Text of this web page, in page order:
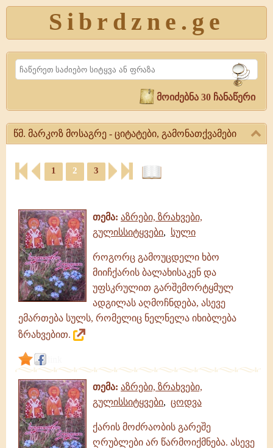
Sibrdzne.ge
Search
მოიძებნა 30 ჩანაწერი
წმ. მარკოზ მოსაგრე - ციტატები, გამონათქვამები
მარკოზ
მოსაგრე
გამონათქვამები
მარკოზ
მოსაგრე
გამონათქვამები,
ციტატები
გამონათქვამები
1 2 3
თემა: აზრები, ზრახვები,
გულისსიტყვები, სული
როგორც გამოუცდელი ხბო
მიიჩქარის ბალახისაკენ და
უფსკრულით გარშემორტყმულ
ადგილას აღმოჩნდება, ასევე
ემართება სულს, რომელიც ნელნელა იხიბლება
ზრახვებით.
თემა: აზრები, ზრახვები,
გულისსიტყვები, ცოდვა
ქარის მოძრაობის გარეშე
ღრუბლები არ წარმოიქმნება. ასევე